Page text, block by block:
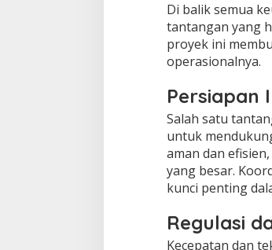
Di balik semua
tantangan yang
proyek ini
operasionalnya.
Salah satu
untuk
aman dan
yang besar.
kunci penting
Regulasi
Kecepatan dan